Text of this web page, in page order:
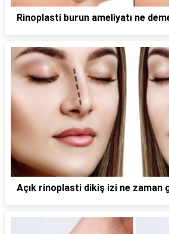
Rinoplasti burun ameliyatı ne
Açık rinoplasti dikiş izi ne zaman